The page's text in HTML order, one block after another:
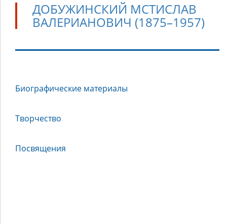
ДОБУЖИНСКИЙ МСТИСЛАВ
ВАЛЕРИАНОВИЧ (1875–1957)
Мстислав
(1875–
Биографические материалы
Творчество
Посвящения